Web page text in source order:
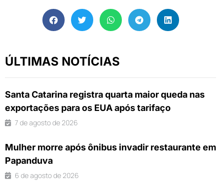
ÚLTIMAS NOTÍCIAS
Santa Catarina registra quarta maior queda nas
exportações para os EUA após tarifaço
7 de agosto de 2026
Mulher morre após ônibus invadir restaurante em
Papanduva
6 de agosto de 2026